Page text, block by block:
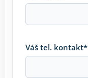
Váš tel. kontakt*